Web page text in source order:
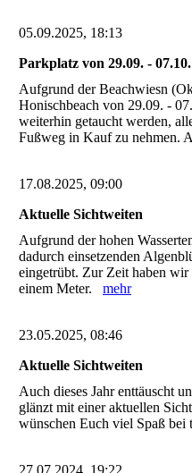
05.09.2025, 18:13
Parkplatz von 29.09. -
Aufgrund der Beachwiesn
Honischbeach von 29.09. -
weiterhin getaucht werden,
Fußweg in Kauf zu nehmen.
17.08.2025, 09:00
Aktuelle Sichtweiten
Aufgrund der hohen
dadurch einsetzenden
eingetrübt. Zur Zeit haben
einem Meter. mehr
23.05.2025, 08:46
Aktuelle Sichtweiten
Auch dieses Jahr enttäuscht
glänzt mit einer aktuellen
wünschen Euch viel Spaß bei